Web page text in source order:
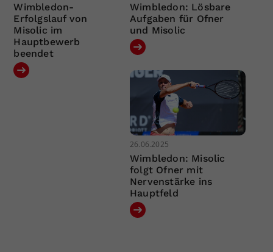
Wimbledon-
Erfolgslauf von
Misolic im
Hauptbewerb
beendet
Wimbledon: Lösbare
Aufgaben für Ofner
und Misolic
26.06.2025
Wimbledon: Misolic
folgt Ofner mit
Nervenstärke ins
Hauptfeld